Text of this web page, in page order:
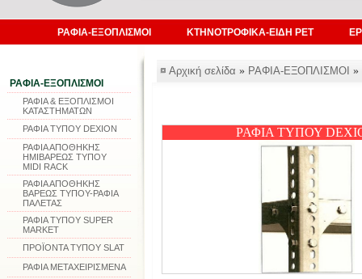
ΡΑΦΙΑ-ΕΞΟΠΛΙΣΜΟΙ ΚΤΗΝΟΤΡΟΦΙΚΑ-ΕΙΔΗ PET
ΡΑΦΙΑ-ΕΞΟΠΛΙΣΜΟΙ
ΡΑΦΙΑ & ΕΞΟΠΛΙΣΜΟΙ
ΚΑΤΑΣΤΗΜΑΤΩΝ
ΡΑΦΙΑ ΤΥΠΟΥ DEXION
ΡΑΦΙΑ ΑΠΟΘΗΚΗΣ
ΗΜΙΒΑΡΕΩΣ ΤΥΠΟΥ
MIDI RACK
ΡΑΦΙΑ ΑΠΟΘΗΚΗΣ
ΒΑΡΕΩΣ ΤΥΠΟΥ-ΡΑΦΙΑ
ΠΑΛΕΤΑΣ
ΡΑΦΙΑ ΤΥΠΟΥ SUPER
MARKET
ΠΡΟΪΟΝΤΑ ΤΥΠΟΥ SLAT
ΡΑΦΙΑ ΜΕΤΑΧΕΙΡΙΣΜΕΝΑ
Αρχική σελίδα » ΡΑΦΙΑ-ΕΞΟΠΛΙΣΜΟΙ
ΡΑΦΙΑ ΤΥΠΟΥ